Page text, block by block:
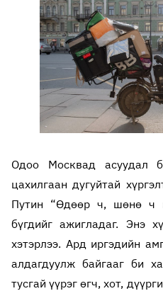
Одоо Москвад асуудал
цахилгаан дугуйтай
Путин “Өдөөр ч, шөнө ч
бүгдийг ажигладаг. Энэ
хэтэрлээ. Ард иргэдийн
алдагдуулж байгааг би
тусгай үүрэг өгч, хот,